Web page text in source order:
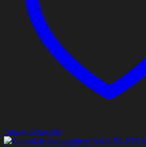
Adauga la favorite